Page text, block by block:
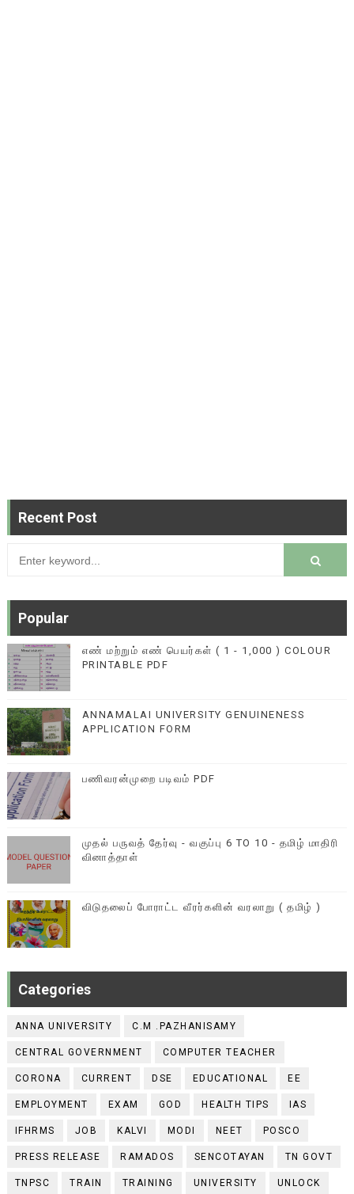
Recent Post
Popular
எண் மற்றும் எண் பெயர்கள் ( 1 - 1,000 ) COLOUR
PRINTABLE PDF
ANNAMALAI UNIVERSITY GENUINENESS
APPLICATION FORM
பணிவரன்முறை படிவம் PDF
முதல் பருவத் தேர்வு - வகுப்பு 6 TO 10 - தமிழ் மாதிரி
வினாத்தாள்
விடுதலைப் போராட்ட வீரர்களின் வரலாறு ( தமிழ் )
Categories
ANNA UNIVERSITY C.M .PAZHANISAMY
CENTRAL GOVERNMENT COMPUTER TEACHER
CORONA CURRENT DSE EDUCATIONAL EE
EMPLOYMENT EXAM GOD HEALTH TIPS IAS
IFHRMS JOB KALVI MODI NEET POSCO
PRESS RELEASE RAMADOS SENCOTAYAN TN GOVT
TNPSC TRAIN TRAINING UNIVERSITY UNLOCK